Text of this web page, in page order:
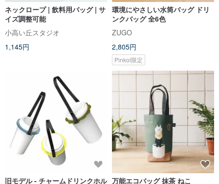
ネックロープ | 飲料用バッグ | サ
イズ調整可能
小高い丘スタジオ
1,145円
環境にやさしい水筒バッグ ドリ
ンクバッグ 全6色
ZUGO
2,805円
Pinkoi限定
旧モデル - チャームドリンクホル 万能エコバッグ 抹茶 ねこ